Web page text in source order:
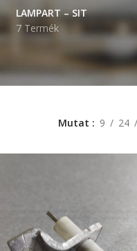
LAMPART – SIT
7 Termék
Mutat 9 24